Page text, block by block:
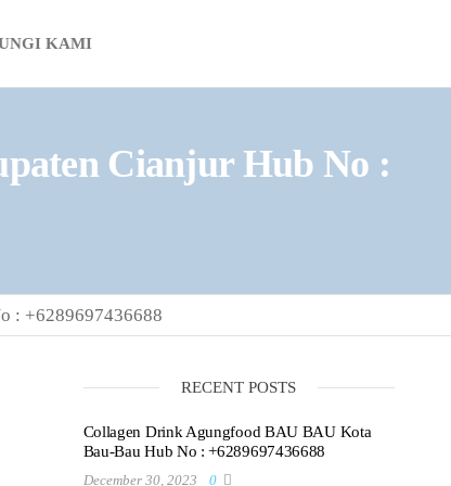
KAMI
Cianjur Hub No :
: +6289697436688
RECENT POSTS
Collagen Drink Agungfood BAU BAU Kota
Bau-Bau Hub No : +6289697436688
December 30, 2023 0